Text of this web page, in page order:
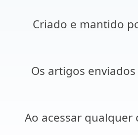
Criado e mantido
Os artigos
Ao acessar